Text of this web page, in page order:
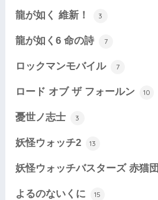
龍が如く 維新！ 3
龍が如く6 命の詩 7
ロックマンモバイル 7
ロード オブ ザ フォールン 10
憂世ノ志士 3
妖怪ウォッチ2 13
妖怪ウォッチバスターズ 赤猫団
よるのないくに 15